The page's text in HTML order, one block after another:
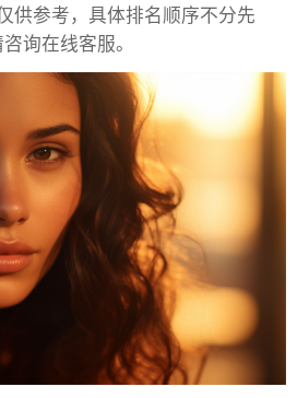
供参考，具体排名顺序不分先
询在线客服。